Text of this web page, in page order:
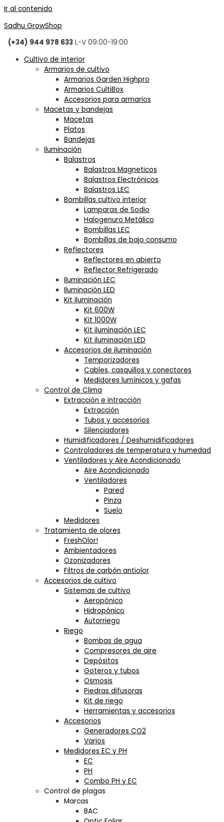
Ir al contenido
Sadhu GrowShop
(+34) 944 978 633 L-V 09:00-19:00
Cultivo de interior
Armarios de cultivo
Armarios Garden Highpro
Armarios CultiBox
Accesorios para armarios
Macetas y bandejas
Macetas
Platos
Bandejas
Iluminación
Balastros
Balastros Magneticos
Balastros Electrónicos
Balastros LEC
Bombillas cultivo interior
Lamparas de Sodio
Halogenuro Metálico
Bombillas LEC
Bombillas de bajo consumo
Reflectores
Reflectores en abierto
Reflector Refrigerado
Iluminación LEC
Iluminación LED
Kit iluminación
Kit 600W
Kit 1000W
Kit iluminación LEC
Kit iluminación LED
Accesorios de iluminación
Temporizadores
Cables, casquillos y conectores
Medidores lumínicos y gafas
Control de Clima
Extracción e intracción
Extracción
Tubos y accesorios
Silenciadores
Humidificadores / Deshumidificadores
Controladores de temperatura y humedad
Ventiladores y Aire Acondicionado
Aire Acondicionado
Ventiladores
Pared
Pinza
Suelo
Medidores
Tratamiento de olores
FreshOlor!
Ambientadores
Ozonizadores
Filtros de carbón antiolor
Accesorios de cultivo
Sistemas de cultivo
Aeropónico
Hidropónico
Autorriego
Riego
Bombas de agua
Compresores de aire
Depósitos
Goteros y tubos
Osmosis
Piedras difusoras
Kit de riego
Herramientas y accesorios
Accesorios
Generadores CO2
Varios
Medidores EC y PH
EC
PH
Combo PH y EC
Control de plagas
Marcas
BAC